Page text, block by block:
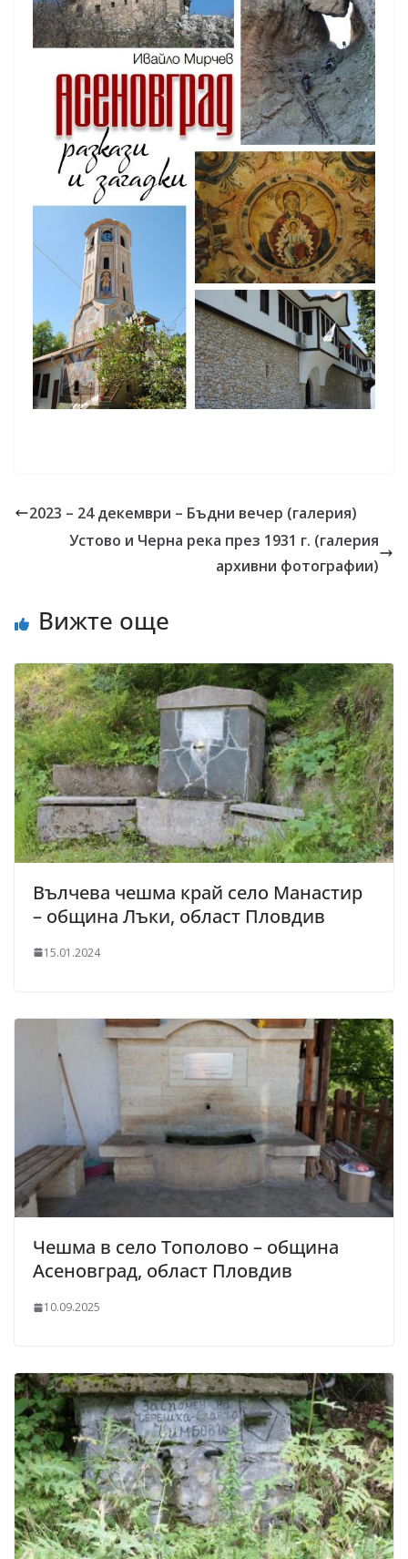
2023 – 24 декември – Бъдни вечер (галерия)
Устово и Черна река през 1931 г. (галерия
архивни фотографии)
Вижте още
Вълчева чешма край село Манастир
– община Лъки, област Пловдив
15.01.2024
Чешма в село Тополово – община
Асеновград, област Пловдив
10.09.2025